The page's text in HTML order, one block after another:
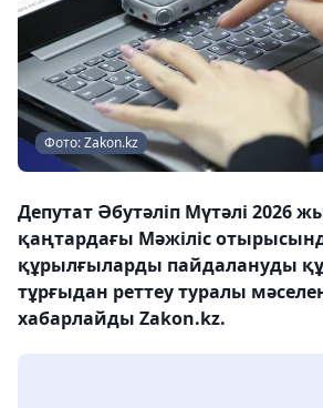
Фото: Zakon.kz
Депутат Әбутәліп Мүтәлі 2026
қаңтардағы Мәжіліс
құрылғыларды пайдалануды
тұрғыдан реттеу туралы
хабарлайды Zakon.kz.